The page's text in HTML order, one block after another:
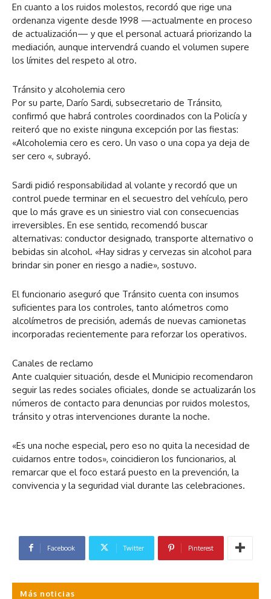
En cuanto a los ruidos molestos, recordó que rige una
ordenanza vigente desde 1998 —actualmente en proceso
de actualización— y que el personal actuará priorizando la
mediación, aunque intervendrá cuando el volumen supere
los límites del respeto al otro.
Tránsito y alcoholemia cero
Por su parte, Darío Sardi, subsecretario de Tránsito,
confirmó que habrá controles coordinados con la Policía y
reiteró que no existe ninguna excepción por las fiestas:
«Alcoholemia cero es cero. Un vaso o una copa ya deja de
ser cero «, subrayó.
Sardi pidió responsabilidad al volante y recordó que un
control puede terminar en el secuestro del vehículo, pero
que lo más grave es un siniestro vial con consecuencias
irreversibles. En ese sentido, recomendó buscar
alternativas: conductor designado, transporte alternativo o
bebidas sin alcohol. «Hay sidras y cervezas sin alcohol para
brindar sin poner en riesgo a nadie», sostuvo.
El funcionario aseguró que Tránsito cuenta con insumos
suficientes para los controles, tanto alómetros como
alcolímetros de precisión, además de nuevas camionetas
incorporadas recientemente para reforzar los operativos.
Canales de reclamo
Ante cualquier situación, desde el Municipio recomendaron
seguir las redes sociales oficiales, donde se actualizarán los
números de contacto para denuncias por ruidos molestos,
tránsito y otras intervenciones durante la noche.
«Es una noche especial, pero eso no quita la necesidad de
cuidarnos entre todos», coincidieron los funcionarios, al
remarcar que el foco estará puesto en la prevención, la
convivencia y la seguridad vial durante las celebraciones.
Facebook Twitter Pinterest
Más noticias